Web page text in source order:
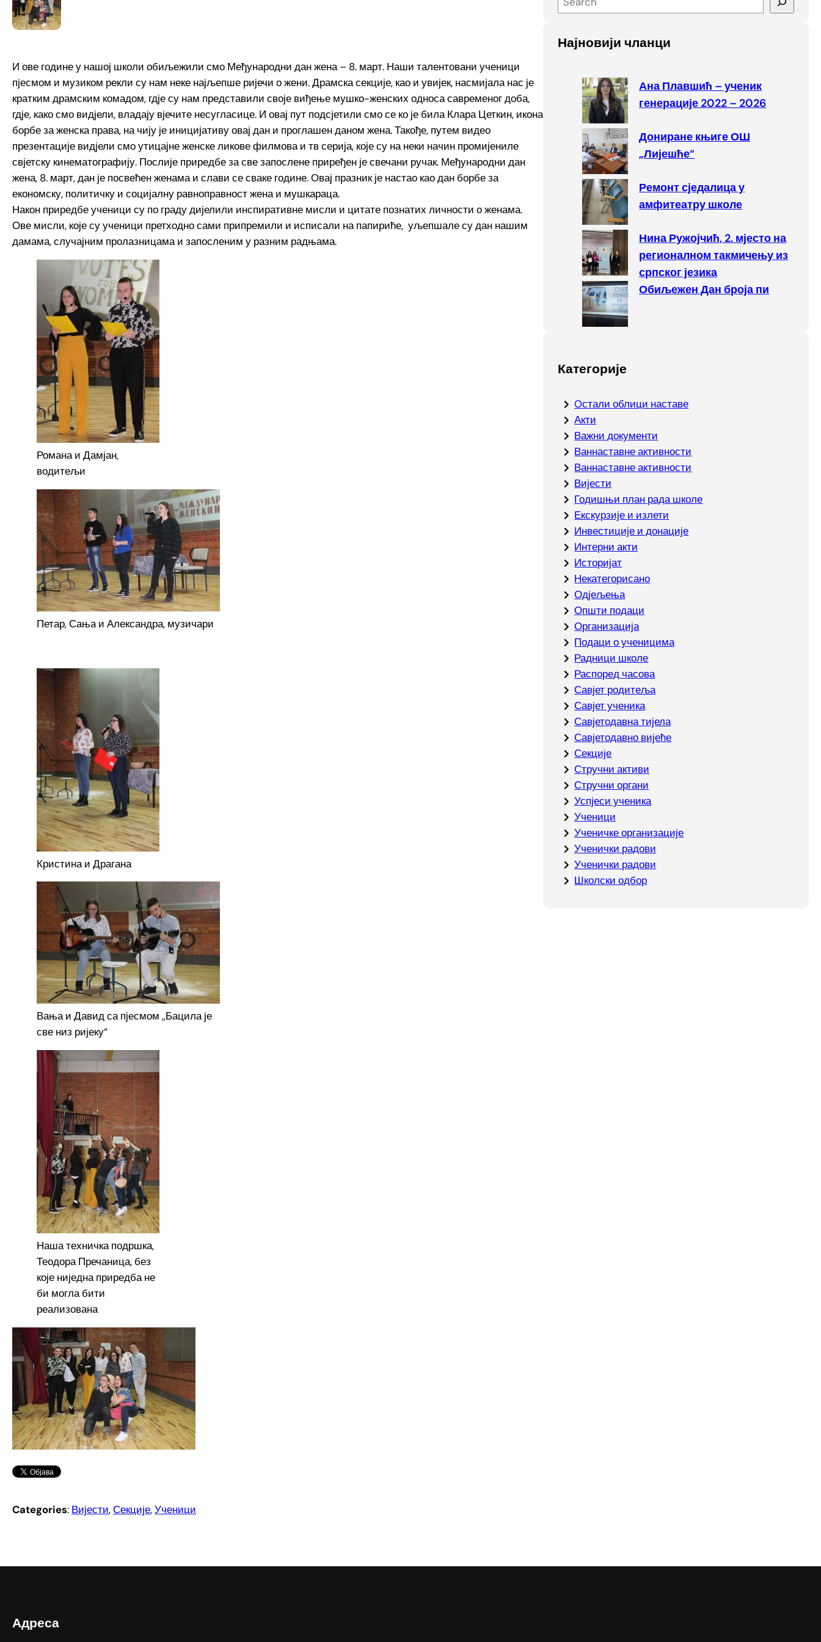
И ове године у нашој школи обиљежили смо Међународни дан жена – 8. март. Наши талентовани ученици
пјесмом и музиком рекли су нам неке најљепше ријечи о жени. Драмска секције, као и увијек, насмијала нас је
кратким драмским комадом, гдје су нам представили своје виђење мушко-женских односа савременог доба,
гдје, како смо видјели, владају вјечите несугласице. И овај пут подсјетили смо се ко је била Клара Цеткин, икона
борбе за женска права, на чију је иницијативу овај дан и проглашен даном жена. Такође, путем видео
презентације видјели смо утицајне женске ликове филмова и тв серија, које су на неки начин промијениле
свјетску кинематографију. Послије приредбе за све запослене приређен је свечани ручак. Међународни дан
жена, 8. март, дан је посвећен женама и слави се сваке године. Овај празник је настао као дан борбе за
економску, политичку и социјалну равноправност жена и мушкараца.
Након приредбе ученици су по граду дијелили инспиративне мисли и цитате познатих личности о женама.
Ове мисли, које су ученици претходно сами припремили и исписали на папириће, уљепшале су дан нашим
дамама, случајним пролазницама и запосленим у разним радњама.
Романа и Дамјан,
водитељи
Петар, Сања и Александра, музичари
Кристина и Драгана
Вања и Давид са пјесмом ,,Бацила је
све низ ријеку“
Наша техничка подршка,
Теодора Пречаница, без
које ниједна приредба не
би могла бити
реализована
Categories: Вијести, Секције, Ученици
e
r
Најновији чланци
Ана Плавшић – ученик
генерације 2022 – 2026
Дониране књиге ОШ
„Лијешће“
Ремонт сједалица у
амфитеатру школе
Нина Ружојчић, 2. мјесто на
регионалном такмичењу из
српског језика
Обиљежен Дан броја пи
Категорије
Oстали облици наставе
Акти
Важни документи
Ваннаставне активности
Ваннаставне активности
Вијести
Годишњи план рада школе
Екскурзије и излети
Инвестиције и донације
Интерни акти
Историјат
Некатегорисано
Одјељења
Општи подаци
Организација
Подаци о ученицима
Радници школе
Распоред часова
Савјет родитеља
Савјет ученика
Савјетодавна тијела
Савјетодавно вијеће
Секције
Стручни активи
Стручни органи
Успјеси ученика
Ученици
Ученичке организације
Ученички радови
Ученички радови
Школски одбор
Адреса